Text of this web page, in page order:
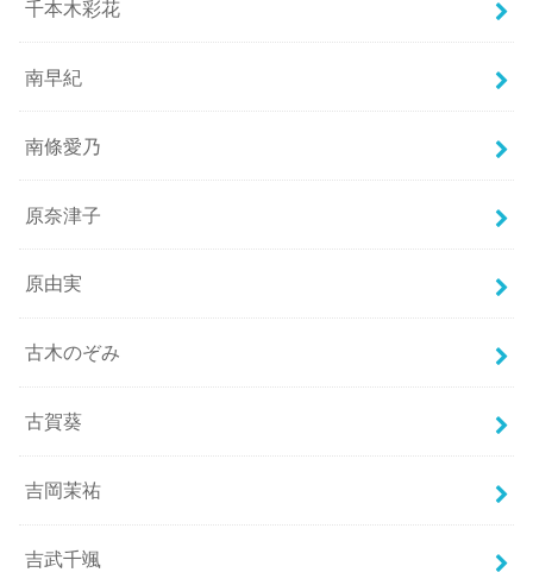
千本木彩花
南早紀
南條愛乃
原奈津子
原由実
古木のぞみ
古賀葵
吉岡茉祐
吉武千颯